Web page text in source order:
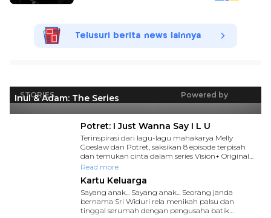
Telusuri berita news lainnya